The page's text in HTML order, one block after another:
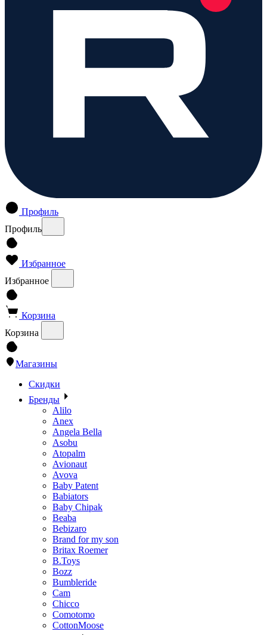
Профиль
Профиль
Избранное
Избранное
Корзина
Корзина
Магазины
Скидки
Бренды
Alilo
Anex
Angela Bella
Asobu
Atopalm
Avionaut
Avova
Baby Patent
Babiators
Baby Chipak
Beaba
Bebizaro
Brand for my son
Britax Roemer
B.Toys
Bozz
Bumbleride
Cam
Chicco
Comotomo
CottonMoose